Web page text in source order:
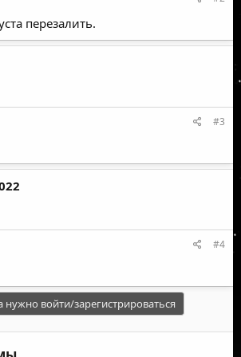
перезалить.
#3
#4
нужно войти/зарегистрироваться